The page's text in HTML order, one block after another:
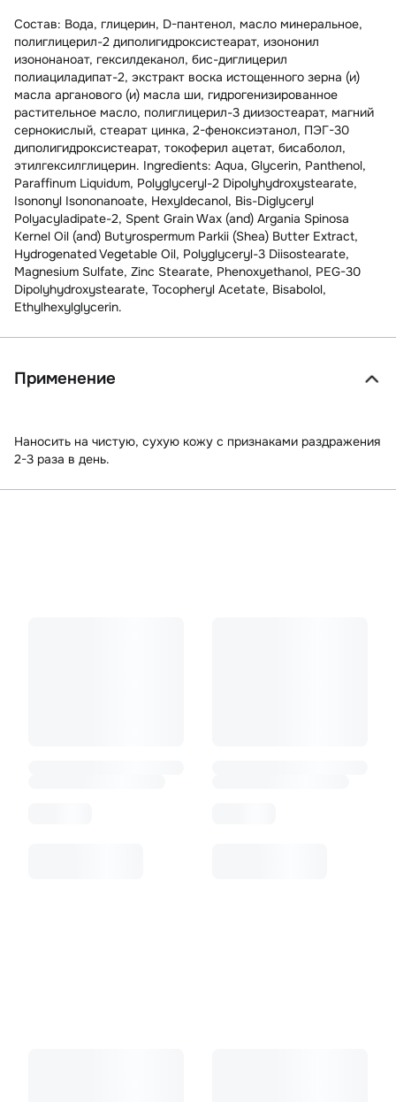
Состав: Вода, глицерин, D-пантенол, масло минеральное,
полиглицерил-2 диполигидроксистеарат, изононил
изононаноат, гексилдеканол, бис-диглицерил
полиациладипат-2, экстракт воска истощенного зерна (и)
масла арганового (и) масла ши, гидрогенизированное
растительное масло, полиглицерил-3 диизостеарат, магний
сернокислый, стеарат цинка, 2-феноксиэтанол, ПЭГ-30
диполигидроксистеарат, токоферил ацетат, бисаболол,
этилгексилглицерин. Ingredients: Aqua, Glycerin, Panthenol,
Paraffinum Liquidum, Polyglyceryl-2 Dipolyhydroxystearate,
Isononyl Isononanoate, Hexyldecanol, Bis-Diglyceryl
Polyacyladipate-2, Spent Grain Wax (and) Argania Spinosa
Kernel Oil (and) Butyrospermum Parkii (Shea) Butter Extract,
Hydrogenated Vegetable Oil, Polyglyceryl-3 Diisostearate,
Magnesium Sulfate, Zinc Stearate, Phenoxyethanol, PEG-30
Dipolyhydroxystearate, Tocopheryl Acetate, Bisabolol,
Ethylhexylglycerin.
Применение
Наносить на чистую, сухую кожу с признаками раздражения
2-3 раза в день.